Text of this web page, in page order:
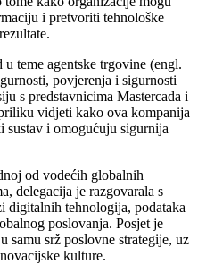
i pretvoriti tehnološke
teme agentske trgovine (engl.
povjerenja i sigurnosti
s predstavnicima Mastercada i
vidjeti kako ova kompanija
sustav i omogućuju sigurnija
od vodećih globalnih
delegacija je razgovarala s
digitalnih tehnologija, podataka
poslovanja. Posjet je
samu srž poslovne strategije, uz
kulture.